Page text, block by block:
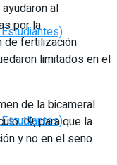
al
por la
de fertilización
limitados en el
de la bicameral
19, para que la
y no en el seno